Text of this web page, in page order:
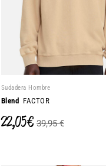
Sudadera Hombre
Blend FACTOR
22,05 € 39,95 €